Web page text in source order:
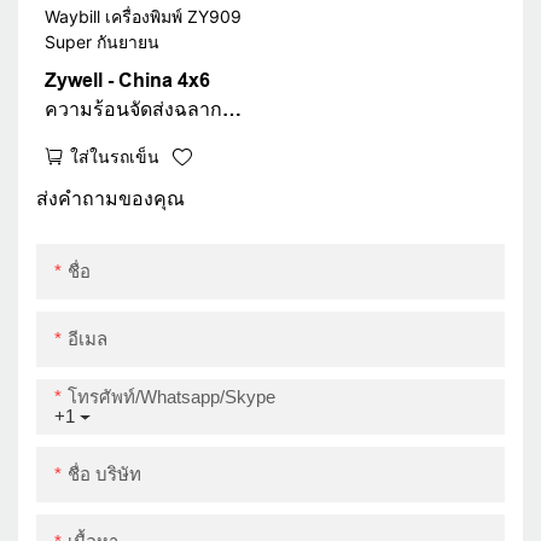
Zywell - China 4x6
ความร้อนจัดส่งฉลาก
ออกแบบ 4 นิ้วสติ๊กเกอร์
บาร์โค้ดเครื่องพิมพ์
ใส่ในรถเข็น
ส่งคำถามของคุณ
ชื่อ
อีเมล
+1
โทรศัพท์/whatsapp/skype
ชื่อ บริษัท